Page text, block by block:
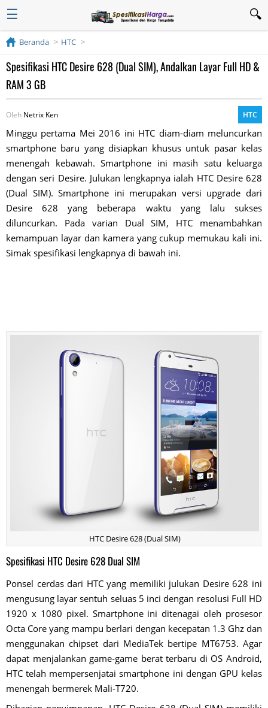
☰
Beranda HTC
Spesifikasi HTC Desire 628 (Dual SIM), Andalkan Layar Full HD &
RAM 3 GB
Oleh Netrix Ken HTC
Minggu pertama Mei 2016 ini HTC diam-diam meluncurkan
smartphone baru yang disiapkan khusus untuk pasar kelas
menengah kebawah. Smartphone ini masih satu keluarga
dengan seri Desire. Julukan lengkapnya ialah HTC Desire 628
(Dual SIM). Smartphone ini merupakan versi upgrade dari
Desire 628 yang beberapa waktu yang lalu sukses
diluncurkan. Pada varian Dual SIM, HTC menambahkan
kemampuan layar dan kamera yang cukup memukau kali ini.
Simak spesifikasi lengkapnya di bawah ini.
HTC Desire 628 (Dual SIM)
Spesifikasi HTC Desire 628 Dual SIM
Ponsel cerdas dari HTC yang memiliki julukan Desire 628 ini
mengusung layar sentuh seluas 5 inci dengan resolusi Full HD
1920 x 1080 pixel. Smartphone ini ditenagai oleh prosesor
Octa Core yang mampu berlari dengan kecepatan 1.3 Ghz dan
menggunakan chipset dari MediaTek bertipe MT6753. Agar
dapat menjalankan game-game berat terbaru di OS Android,
HTC telah mempersenjatai smartphone ini dengan GPU kelas
menengah bermerek Mali-T720.